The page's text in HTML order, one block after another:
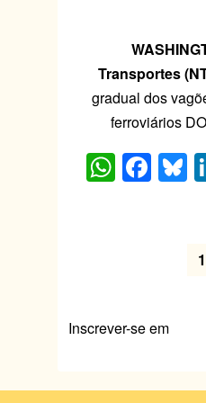
Transportes
gradual dos
ferroviários
W
h
p
F
a
o
u
sk
y
1
Inscrever-se em